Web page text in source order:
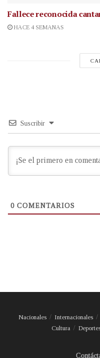
Fallece reconocida
HACE 4 SEMANAS
Suscribir
0 COMENTARIOS
Nacionales Internacionales
Cultura